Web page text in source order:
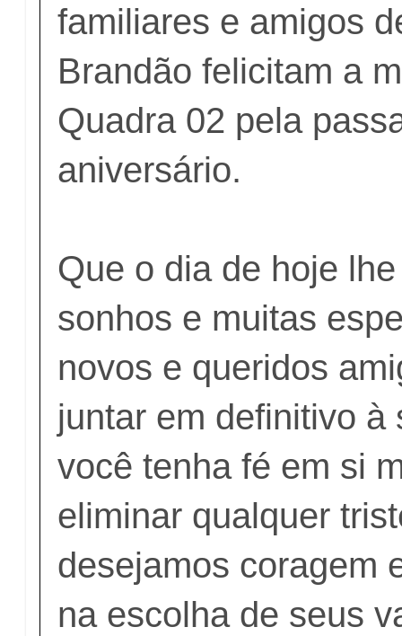
familiares e amigos
Brandão felicitam a
Quadra 02 pela
aniversário.
Que o dia de hoje
sonhos e muitas
novos e queridos
juntar em definitivo à
você tenha fé em si
eliminar qualquer
desejamos coragem
na escolha de seus